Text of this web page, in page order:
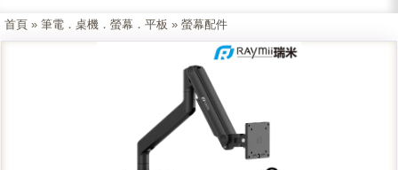
首頁 » 筆電．桌機．螢幕．平板 » 螢幕配件